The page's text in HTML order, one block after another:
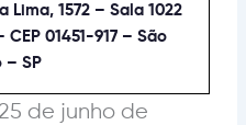
1572 – Sala 1022
01451-917 – São
– SP
de junho de